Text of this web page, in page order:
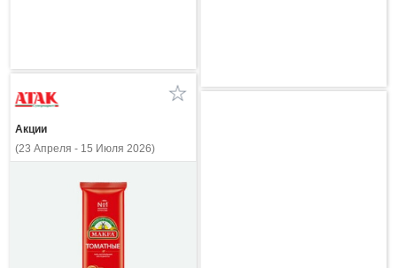
Акции
(23 Апреля - 15 Июля 2026)